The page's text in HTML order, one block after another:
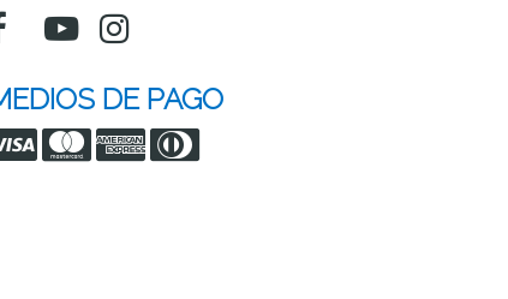
DE PAGO